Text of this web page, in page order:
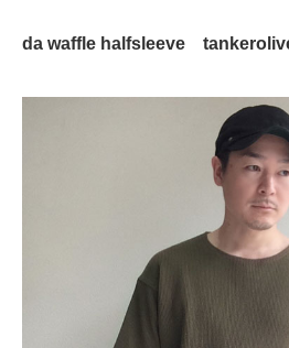
da waffle halfsleeve